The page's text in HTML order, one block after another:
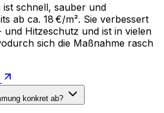
ist schnell, sauber und
ab ca. 18 €/m². Sie verbessert
Hitzeschutz und ist in vielen
sich die Maßnahme rasch
konkret ab?